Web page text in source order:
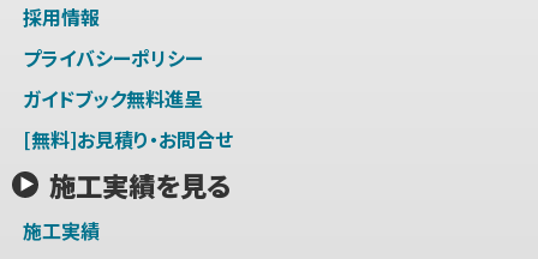
採用情報
プライバシーポリシー
ガイドブック無料進呈
[無料]お見積り・お問合せ
施工実績を見る
施工実績